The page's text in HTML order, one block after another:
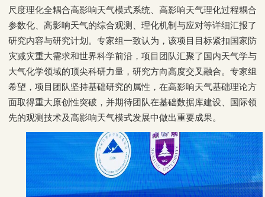
尺度理化全耦合高影响天气模式系统、高影响天气理化过程耦合
参数化、高影响天气的综合观测、理化机制与应对等详细汇报了
研究内容与研究计划。专家组一致认为，该项目目标紧扣国家防
灾减灾重大需求和世界科学前沿，项目团队汇聚了国内天气学与
大气化学领域的顶尖科研力量，研究方向高度交叉融合。专家组
希望，项目团队坚持基础研究的属性，在高影响天气基础理论方
面取得重大原创性突破，并期待团队在基础数据库建设、国际领
先的观测技术及高影响天气模式发展中做出重要成果。